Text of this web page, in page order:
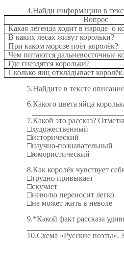
4.Найди информацию в
Вопрос
Какая легенда ходит в народе о
В каких лесах живут корольки?
При каком морозе поёт королёк?
Чем питаются дальневосточные
Где гнездятся корольки?
Сколько яиц откладывает
5.Найдите в тексте
6.Какого цвета яйца
7.Какой это рассказ?
□художественный
□исторический
□научно-познавательный
□юмористический
8.Как королёк чувствует
□трудно привыкает
□скучает
□неволю переносит легко
□не может жить в неволе
9.*Какой факт рассказа
10.Схема «Русские поэты».